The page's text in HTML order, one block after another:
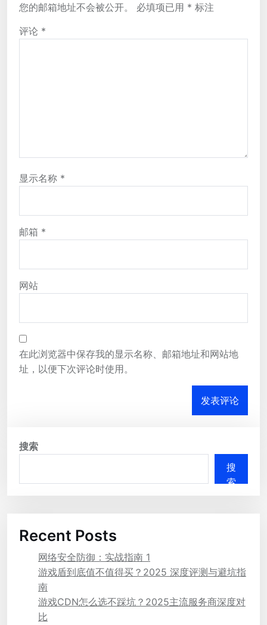
您的邮箱地址不会被公开。 必填项已用 * 标注
评论 *
显示名称 *
邮箱 *
网站
在此浏览器中保存我的显示名称、邮箱地址和网站地
址，以便下次评论时使用。
搜索
搜
索
Recent Posts
网络安全防御：实战指南 1
游戏盾到底值不值得买？2025 深度评测与避坑指
南
游戏CDN怎么选不踩坑？2025主流服务商深度对
比